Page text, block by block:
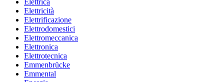
Elettrica
Elettricità
Elettrificazione
Elettrodomestici
Elettromeccanica
Elettronica
Elettrotecnica
Emmenbrücke
Emmental